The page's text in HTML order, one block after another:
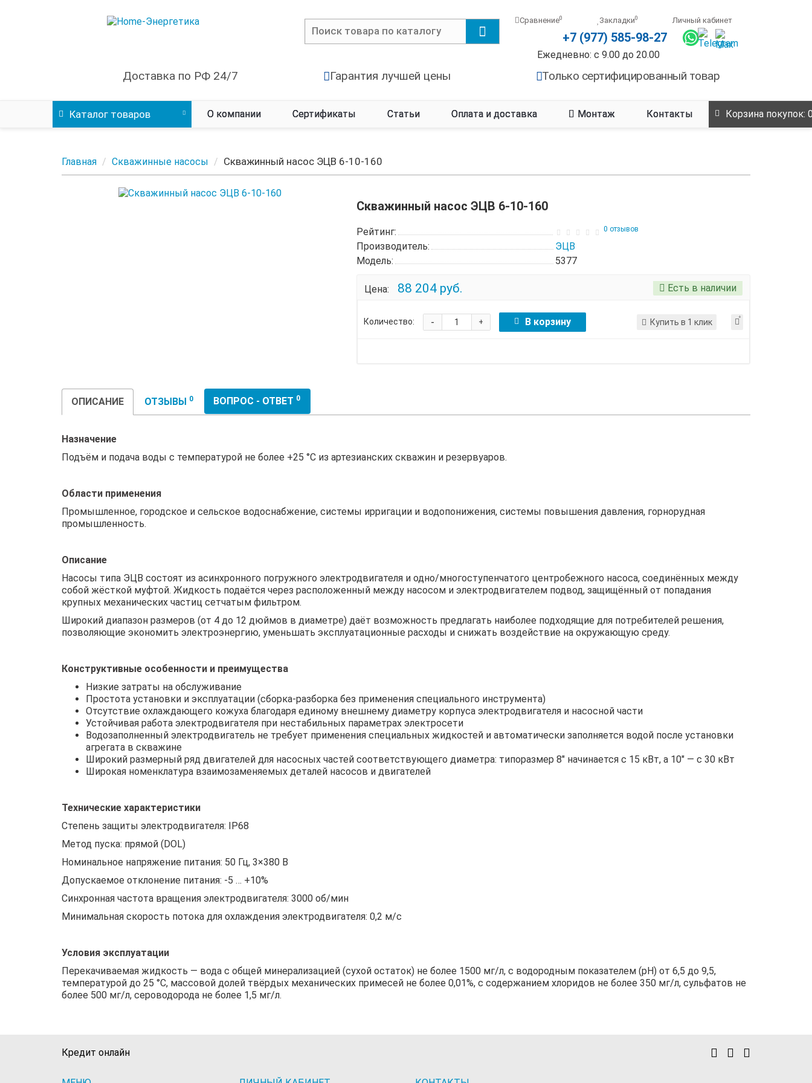
Сравнение0 Закладки0 Личный кабинет
+7 (977) 585-98-27
Ежедневно: с 9.00 до 20.00
Доставка по РФ 24/7 Гарантия лучшей цены Только сертифицированный товар
Каталог товаров О компании Сертификаты Статьи Оплата и доставка Монтаж Контакты Корзина покупок:
Главная Скважинные насосы Скважинный насос ЭЦВ 6-10-160
Скважинный насос ЭЦВ 6-10-160
Рейтинг: 0 отзывов
Производитель:
ЭЦВ
Модель:
5377
Цена: 88 204 руб. Есть в наличии
Количество: +
- В корзину Купить в 1 клик
ОПИСАНИЕ ОТЗЫВЫ 0 ВОПРОС - ОТВЕТ 0
Назначение
Подъём и подача воды с температурой не более +25 °С из артезианских скважин и резервуаров.
Области применения
Промышленное, городское и сельское водоснабжение, системы ирригации и водопонижения, системы повышения давления, горнорудная
промышленность.
Описание
Насосы типа ЭЦВ состоят из асинхронного погружного электродвигателя и одно/многоступенчатого центробежного насоса, соединённых между
собой жёсткой муфтой. Жидкость подаётся через расположенный между насосом и электродвигателем подвод, защищённый от попадания
крупных механических частиц сетчатым фильтром.
Широкий диапазон размеров (от 4 до 12 дюймов в диаметре) даёт возможность предлагать наиболее подходящие для потребителей решения,
позволяющие экономить электроэнергию, уменьшать эксплуатационные расходы и снижать воздействие на окружающую среду.
Конструктивные особенности и преимущества
Низкие затраты на обслуживание
Простота установки и эксплуатации (сборка-разборка без применения специального инструмента)
Отсутствие охлаждающего кожуха благодаря единому внешнему диаметру корпуса электродвигателя и насосной части
Устойчивая работа электродвигателя при нестабильных параметрах электросети
Водозаполненный электродвигатель не требует применения специальных жидкостей и автоматически заполняется водой после установки
агрегата в скважине
Широкий размерный ряд двигателей для насосных частей соответствующего диаметра: типоразмер 8″ начинается с 15 кВт, а 10″ — с 30 кВт
Широкая номенклатура взаимозаменяемых деталей насосов и двигателей
Технические характеристики
Степень защиты электродвигателя: IP68
Метод пуска: прямой (DOL)
Номинальное напряжение питания: 50 Гц, 3×380 В
Допускаемое отклонение питания: -5 … +10%
Синхронная частота вращения электродвигателя: 3000 об/мин
Минимальная скорость потока для охлаждения электродвигателя: 0,2 м/с
Условия эксплуатации
Перекачиваемая жидкость — вода с общей минерализацией (сухой остаток) не более 1500 мг/л, с водородным показателем (рН) от 6,5 до 9,5,
температурой до 25 °C, массовой долей твёрдых механических примесей не более 0,01%, с содержанием хлоридов не более 350 мг/л, сульфатов не
более 500 мг/л, сероводорода не более 1,5 мг/л.
Кредит онлайн